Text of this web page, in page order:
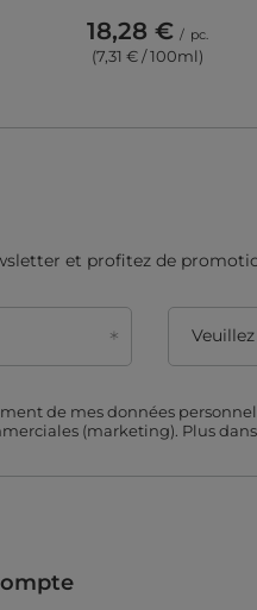
18,28 € / pc.
(7,31 € / 100ml)
et profitez de
de mes données
(marketing). Plus dans